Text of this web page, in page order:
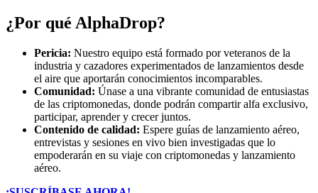
¿Por qué AlphaDrop?
Pericia: Nuestro equipo está formado por veteranos de la
industria y cazadores experimentados de lanzamientos desde
el aire que aportarán conocimientos incomparables.
Comunidad: Únase a una vibrante comunidad de entusiastas
de las criptomonedas, donde podrán compartir alfa exclusivo,
participar, aprender y crecer juntos.
Contenido de calidad: Espere guías de lanzamiento aéreo,
entrevistas y sesiones en vivo bien investigadas que lo
empoderarán en su viaje con criptomonedas y lanzamiento
aéreo.